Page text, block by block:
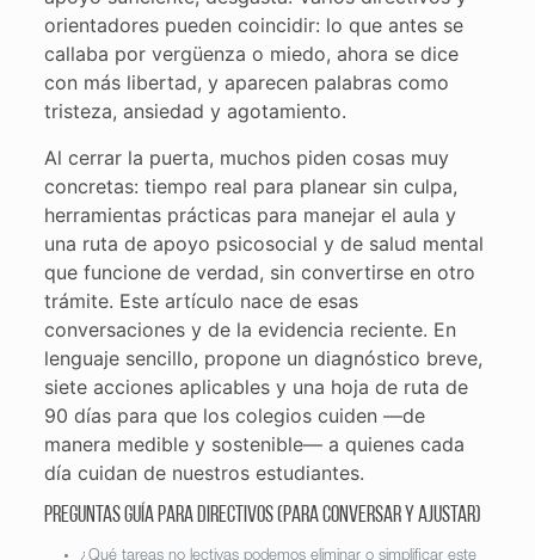
orientadores pueden coincidir: lo que antes se
callaba por vergüenza o miedo, ahora se dice
con más libertad, y aparecen palabras como
tristeza, ansiedad y agotamiento.
Al cerrar la puerta, muchos piden cosas muy
concretas: tiempo real para planear sin culpa,
herramientas prácticas para manejar el aula y
una ruta de apoyo psicosocial y de salud mental
que funcione de verdad, sin convertirse en otro
trámite. Este artículo nace de esas
conversaciones y de la evidencia reciente. En
lenguaje sencillo, propone un diagnóstico breve,
siete acciones aplicables y una hoja de ruta de
90 días para que los colegios cuiden —de
manera medible y sostenible— a quienes cada
día cuidan de nuestros estudiantes.
Preguntas guía para directivos (para conversar y ajustar)